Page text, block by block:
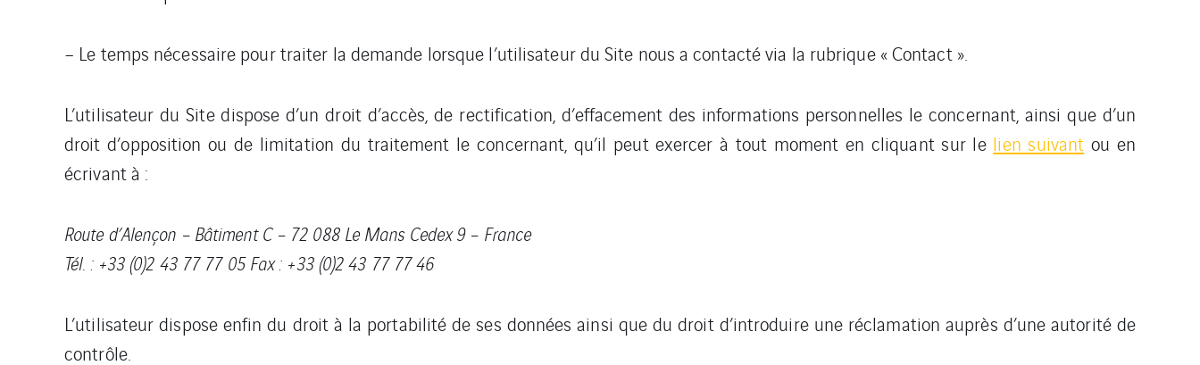
– Le temps nécessaire pour traiter la demande lorsque l’utilisateur du Site nous a contacté via la rubrique « Contact ».
L’utilisateur du Site dispose d’un droit d’accès, de rectification, d’effacement des informations personnelles le concernant, ainsi que d’un
droit d’opposition ou de limitation du traitement le concernant, qu’il peut exercer à tout moment en cliquant sur le lien suivant ou en
écrivant à :
Route d’Alençon – Bâtiment C – 72 088 Le Mans Cedex 9 – France
Tél. : +33 (0)2 43 77 77 05 Fax : +33 (0)2 43 77 77 46
L’utilisateur dispose enfin du droit à la portabilité de ses données ainsi que du droit d’introduire une réclamation auprès d’une autorité de
contrôle.